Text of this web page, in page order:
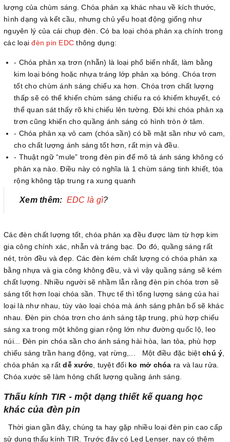
lượng của chùm sáng. Chóa phản xạ khác nhau về kích thước,
hình dạng và kết cầu, nhưng chủ yếu hoạt động giống như
nguyên lý của cái chụp đèn. Có ba loại chóa phản xạ chính trong
các loạiđèn pin EDC thông dụng:
- Chóa phản xạ trơn (nhẵn) là loại phổ biến nhất, làm bằng
kim loại bóng hoặc nhựa tráng lớp phản xạ bóng. Chóa trơn
tốt cho chùm ánh sáng chiếu xa hơn. Chóa trơn chất lượng
thấp sẽ có thể khiến chùm sáng chiếu ra có khiếm khuyết, có
thể quan sát thấy rõ khi chiếu lên tường. Đôi khi chóa phản xạ
trơn cũng khiến cho quầng ánh sáng có hình tròn ở tâm.
- Chóa phản xạ vỏ cam (chóa sần) có bề mặt sần như vỏ cam,
cho chất lượng ánh sáng tốt hơn, rất mịn và đều.
- Thuật ngữ “mule” trong đèn pin để mô tả ánh sáng không có
phản xạ nào. Điều này có nghĩa là 1 chùm sáng tinh khiết, tỏa
rộng không tập trung ra xung quanh
Xem thêm: EDC là gì?
Các đèn chất lượng tốt, chóa phản xạ đều được làm từ hợp kim
gia công chính xác, nhẵn và tráng bạc. Do đó, quầng sáng rất
nét, tròn đều và đẹp. Các đèn kém chất lượng có chóa phản xạ
bằng nhựa và gia công không đều, và vì vậy quầng sáng sẽ kém
chất lượng. Nhiều người sẽ nhầm lẫn rằng đèn pin chóa trơn sẽ
sáng tốt hơn loại chóa sần. Thực tế thì tổng lượng sáng của hai
loại là như nhau, tùy vào loại chóa mà ánh sáng phân bố sẽ khác
nhau. Đèn pin chóa trơn cho ánh sáng tập trung, phù hợp chiếu
sáng xa trong một không gian rộng lớn như đường quốc lộ, leo
núi... Đèn pin chóa sần cho ánh sáng hài hòa, lan tỏa, phù hợp
chiếu sáng trần hang động, vạt rừng,... Một điều đặc biệt chú ý
chóa phản xạ rấtdễ xước , tuyệt đối ko mở chóa ra và lau rửa.
Chóa xước sẽ làm hỏng chất lượng quầng ánh sáng.
Thấu kính TIR - một dạng thiết kế quang học
khác của đèn pin
Thời gian gần đây, chúng ta hay gặp nhiều loại đèn pin cao cấp
sử dụng thấu kính TIR. Trước đây có Led Lenser, nay có thêm